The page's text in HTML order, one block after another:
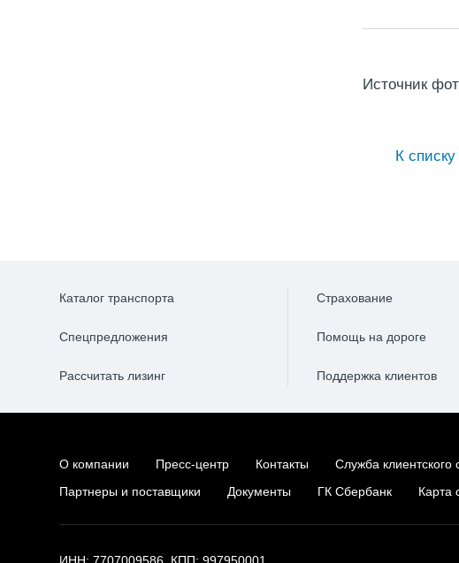
Источник
К
Каталог транспорта
Спецпредложения
Рассчитать лизинг
Страхование
Помощь на дороге
Поддержка клиентов
О компании Пресс-центр Контакты Служба клиентского
Партнеры и поставщики
Документы ГК Сбербанк Карта